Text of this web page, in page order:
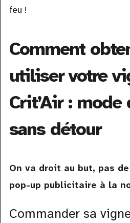
feu !
Comment
utiliser votre
Crit’Air : mode
sans détour
On va droit au but, pas
pop-up publicitaire à la
Commander sa